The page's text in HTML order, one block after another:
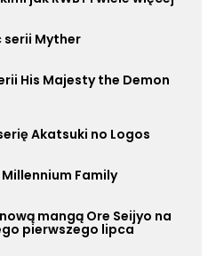
Myther
His Majesty the Demon
Akatsuki no Logos
Family
mangą Ore Seijyo na
pierwszego lipca